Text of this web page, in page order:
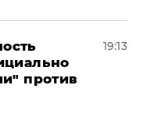
против
19:13